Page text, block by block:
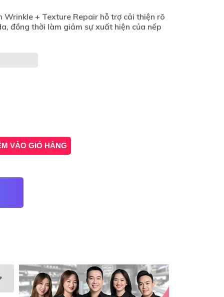
Wrinkle + Texture Repair hỗ trợ cải thiện rõ
đồng thời làm giảm sự xuất hiện của nếp
VÀO GIỎ HÀNG